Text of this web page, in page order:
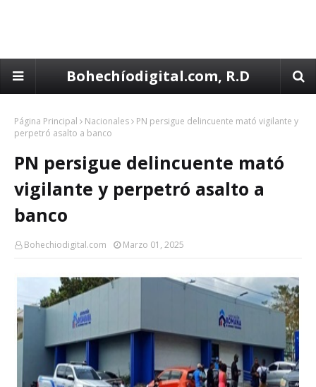
Bohechíodigital.com, R.D
Página Principal Nacionales
PN persigue delincuente mató vigilante y
perpetró asalto a banco
PN persigue delincuente mató
vigilante y perpetró asalto a
banco
Bohechiodigital.com Marzo 01, 2025